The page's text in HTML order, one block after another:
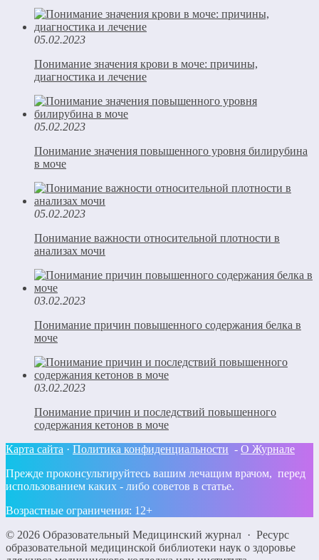
05.02.2023
Понимание значения крови в моче: причины,
диагностика и лечение
05.02.2023
Понимание значения повышенного уровня билирубина
в моче
05.02.2023
Понимание важности относительной плотности в
анализах мочи
03.02.2023
Понимание причин повышенного содержания белка в
моче
03.02.2023
Понимание причин и последствий повышенного
содержания кетонов в моче
Карта сайта · Политика конфиденциальности - О Журнале
Прежде проконсультируйтесь вашим лечащим врачом, перед
использованием каких - либо советов в статье.
Возрастные ограничения: 12+
© 2026 Образовательный Медицинский журнал · Ресурс
образовательной медицинской библиотеки наук о здоровье